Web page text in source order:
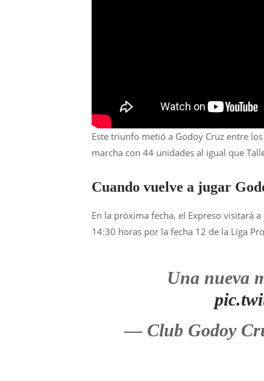
Este triunfo metió a Godoy Cruz entre
marcha con 44 unidades al igual que
Cuando vuelve a jugar
En la próxima fecha, el Expreso visitará
14:30 horas por la fecha 12 de la Liga
Una nueva
— Club Godoy